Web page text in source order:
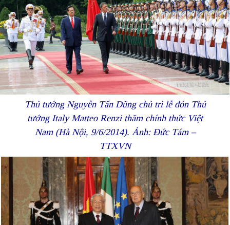
Thủ tướng Nguyễn Tấn Dũng chủ trì lễ đón Thủ
tướng Italy Matteo Renzi thăm chính thức Việt
Nam (Hà Nội, 9/6/2014). Ảnh: Đức Tám –
TTXVN